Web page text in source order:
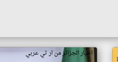
اخبار الجزائر من ار تي عربي